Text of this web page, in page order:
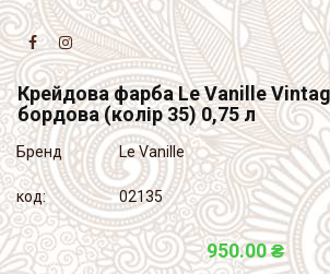
 
Крейдова фарба Le Vanille
бордова (колір 35) 0,75 л
Бренд Le Vanille
код: 02135
950.00 ₴